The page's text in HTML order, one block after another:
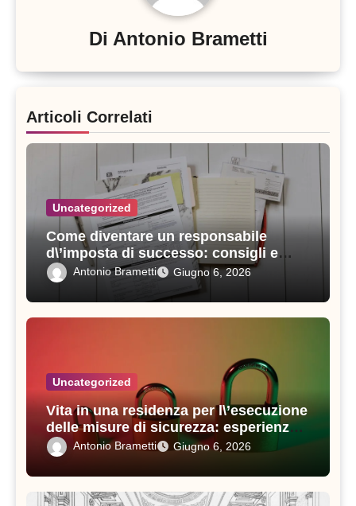
Di Antonio Brametti
Articoli Correlati
Uncategorized
Come diventare un responsabile
d\’imposta di successo: consigli e
strategie vincenti
Antonio Brametti Giugno 6, 2026
Uncategorized
Vita in una residenza per l\’esecuzione
delle misure di sicurezza: esperienze e
consigli utili
Antonio Brametti Giugno 6, 2026